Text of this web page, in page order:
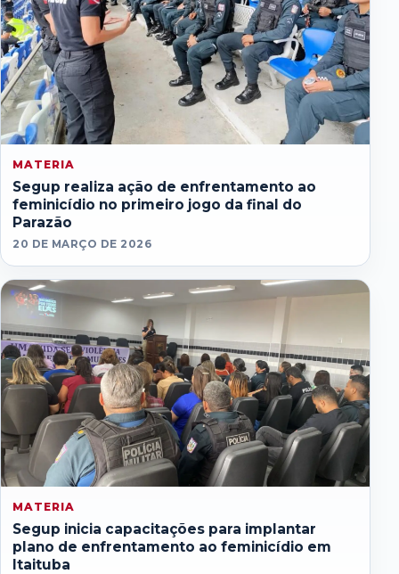
MATERIA
Segup realiza ação de enfrentamento ao
feminicídio no primeiro jogo da final do
Parazão
20 DE MARÇO DE 2026
MATERIA
Segup inicia capacitações para implantar
plano de enfrentamento ao feminicídio em
Itaituba